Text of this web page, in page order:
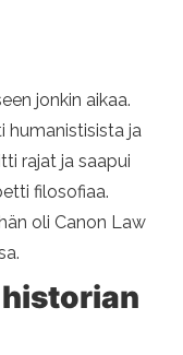
jonkin aikaa.
humanistisista ja
rajat ja saapui
filosofiaa.
oli Canon Law